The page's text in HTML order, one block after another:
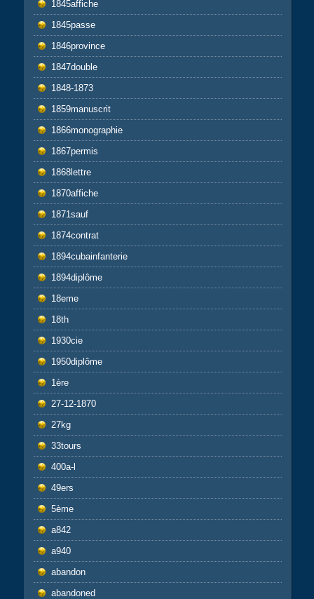
1845affiche
1845passe
1846province
1847double
1848-1873
1859manuscrit
1866monographie
1867permis
1868lettre
1870affiche
1871sauf
1874contrat
1894cubainfanterie
1894diplôme
18eme
18th
1930cie
1950diplôme
1ère
27-12-1870
27kg
33tours
400a-l
49ers
5ème
a842
a940
abandon
abandoned